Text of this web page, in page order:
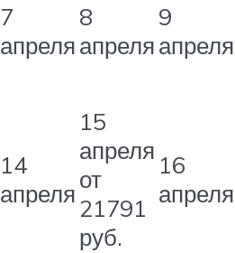
7
апреля
8
апреля
9
апреля
14
апреля
15
апреля
от
21791
руб.
16
апреля